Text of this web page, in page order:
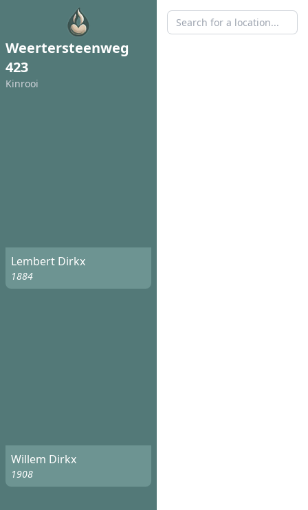
Weertersteenweg
423
Kinrooi
Lembert Dirkx
1884
Willem Dirkx
1908